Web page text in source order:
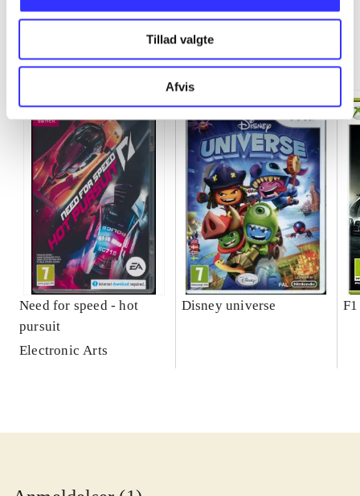
Tillad valgte
Afvis
Need for speed - hot
pursuit
Electronic Arts
Disney universe